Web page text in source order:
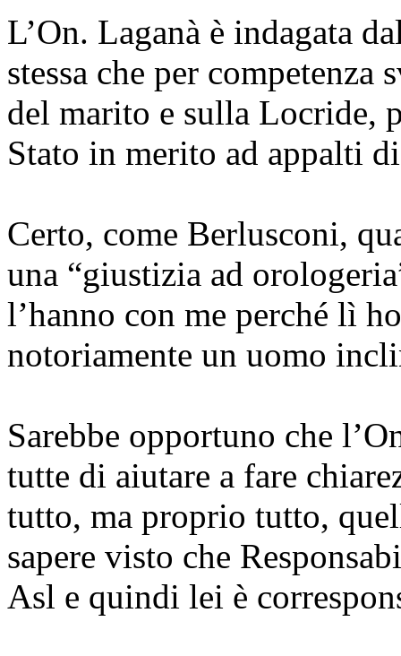
L’On. Laganà è indagata
stessa che per
del marito e sulla Locride,
Stato in merito ad appalti
Certo, come Berlusconi,
una “giustizia ad
l’hanno con me perché lì
notoriamente un uomo
Sarebbe opportuno che
tutte di aiutare a fare
tutto, ma proprio tutto,
sapere visto che
Asl e quindi lei è